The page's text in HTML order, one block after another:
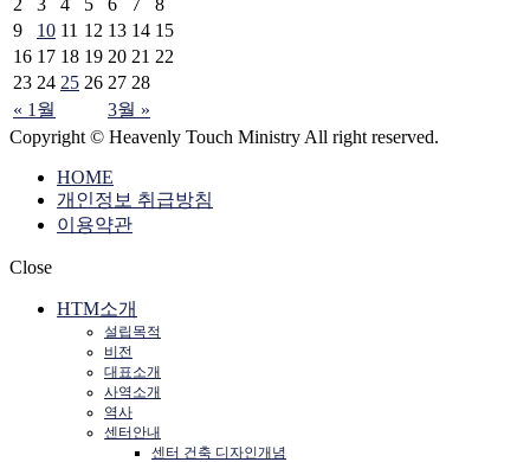
« 1월 3월 »
9
10 11 12 13 14 15
16 17 18 19 20 21 22
23 24 25 26 27 28
Copyright © Heavenly Touch Ministry All right reserved.
HOME
개인정보 취급방침
이용약관
Close
HTM소개
설립목적
비전
대표소개
사역소개
역사
센터안내
센터 건축 디자인개념